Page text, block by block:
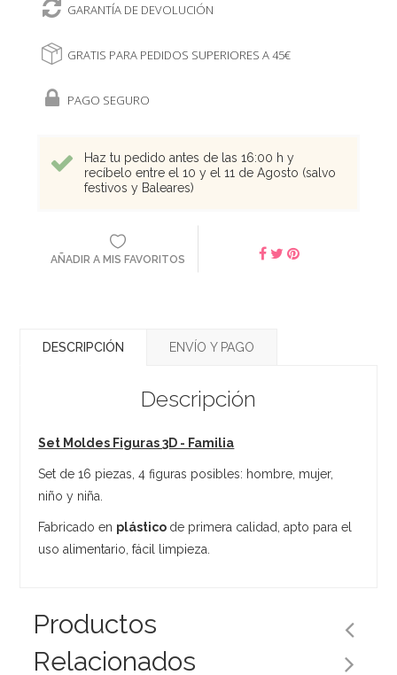
GARANTÍA DE DEVOLUCIÓN
GRATIS PARA PEDIDOS SUPERIORES A 45€
PAGO SEGURO
Haz tu pedido antes de las 16:00 h y
recíbelo entre el 10 y el 11 de Agosto (salvo
festivos y Baleares)
AÑADIR A MIS FAVORITOS
DESCRIPCIÓN ENVÍO Y PAGO
Descripción
Set Moldes Figuras 3D - Familia
Set de 16 piezas, 4 figuras posibles: hombre, mujer,
niño y niña.
Fabricado en plástico de primera calidad, apto para el
uso alimentario, fácil limpieza.
Productos
Relacionados